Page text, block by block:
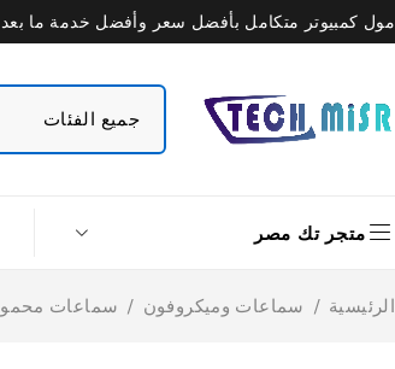
مول كمبيوتر متكامل بأفضل سعر وأفضل خدمة ما بعد
متجر تك مصر
الرئيسية / سماعات وميكروفون / سماعات